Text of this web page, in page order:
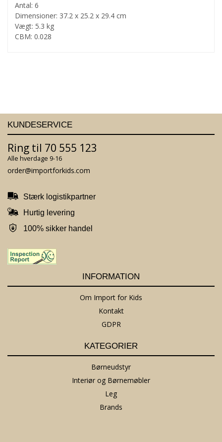
Antal: 6
Dimensioner: 37.2 x 25.2 x 29.4 cm
Vægt: 5.3 kg
CBM: 0.028
KUNDESERVICE
Ring til 70 555 123
Alle hverdage 9-16
order@importforkids.com
Stærk logistikpartner
Hurtig levering
100% sikker handel
INFORMATION
Om Import for Kids
Kontakt
GDPR
KATEGORIER
Børneudstyr
Interiør og Børnemøbler
Leg
Brands